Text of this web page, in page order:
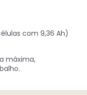
com 9,36 Ah)
máxima,